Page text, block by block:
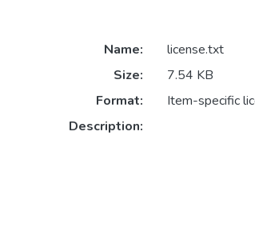
Name:
license.txt
Size:
7.54 KB
Format:
Item-specific
Description: